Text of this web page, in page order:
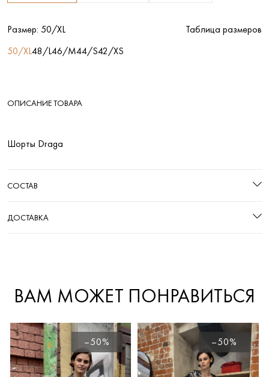
Размер: 50/XL
Таблица размеров
50/XL48/L46/M44/S42/XS
ОПИСАНИЕ ТОВАРА
Шорты Draga
СОСТАВ
ДОСТАВКА
ВАМ МОЖЕТ ПОНРАВИТЬСЯ
–50% –50%